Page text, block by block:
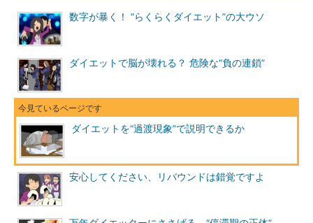
数字が暴く！ “らくらくダイエット”の大ウソ
ダイエットで脳が壊れる？ 危険な“負の連鎖”
ダイエットを“過渡現象”で説明できるか
安心してください、リバウンドは錯覚ですよ